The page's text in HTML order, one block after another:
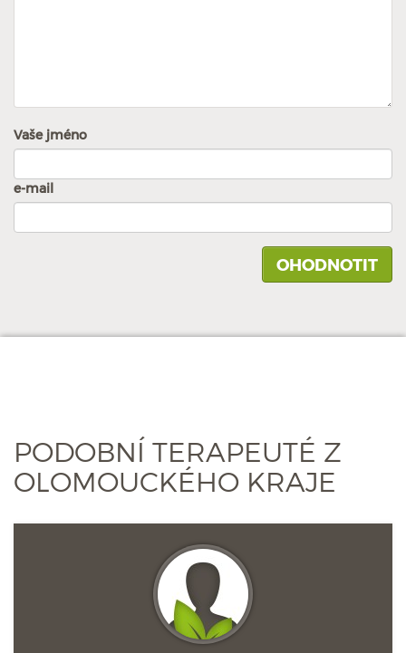
Vaše jméno
e-mail
PODOBNÍ TERAPEUTÉ Z
OLOMOUCKÉHO KRAJE